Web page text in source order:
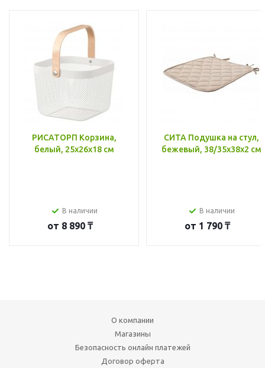
РИСАТОРП Корзина,
белый, 25x26x18 см
В наличии
от 8 890 ₸
СИТА Подушка на стул,
бежевый, 38/35x38x2 см
В наличии
от 1 790 ₸
О компании
Магазины
Безопасность онлайн платежей
Договор оферта